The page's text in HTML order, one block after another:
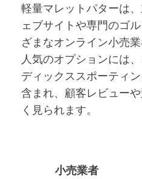
軽量マレットパターは
ェブサイトや専門のゴ
ざまなオンライン小売
人気のオプションには
ディックススポーティ
含まれ、顧客レビュー
く見られます。
小売業者